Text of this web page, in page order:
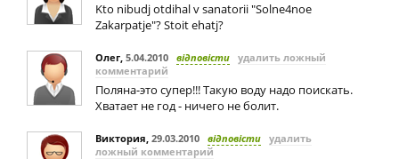
Kto nibudj otdihal v sanatorii "Solne4noe
Zakarpatje"? Stoit ehatj?
Олег, 5.04.2010 відповісти удалить ложный
комментарий
Поляна-это супер!!! Такую воду надо поискать.
Хватает не год - ничего не болит.
Виктория, 29.03.2010 відповісти удалить
ложный комментарий